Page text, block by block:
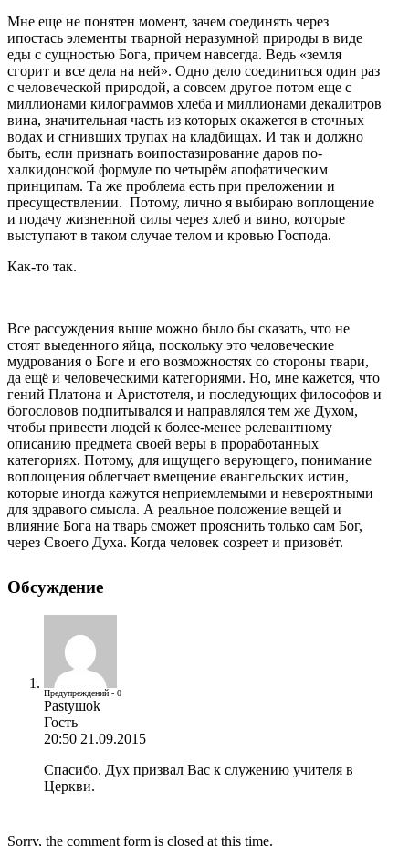
Мне еще не понятен момент, зачем соединять через
ипостась элементы тварной неразумной природы в виде
еды с сущностью Бога, причем навсегда. Ведь «земля
сгорит и все дела на ней». Одно дело соединиться один раз
с человеческой природой, а совсем другое потом еще с
миллионами килограммов хлеба и миллионами декалитров
вина, значительная часть из которых окажется в сточных
водах и сгнивших трупах на кладбищах. И так и должно
быть, если признать воипостазирование даров по-
халкидонской формуле по четырём апофатическим
принципам. Та же проблема есть при преложении и
пресуществлении. Потому, лично я выбираю воплощение
и подачу жизненной силы через хлеб и вино, которые
выступают в таком случае телом и кровью Господа.
Как-то так.
Все рассуждения выше можно было бы сказать, что не
стоят выеденного яйца, поскольку это человеческие
мудрования о Боге и его возможностях со стороны твари,
да ещё и человеческими категориями. Но, мне кажется, что
гений Платона и Аристотеля, и последующих философов и
богословов подпитывался и направлялся тем же Духом,
чтобы привести людей к более-менее релевантному
описанию предмета своей веры в проработанных
категориях. Потому, для ищущего верующего, понимание
воплощения облегчает вмещение евангельских истин,
которые иногда кажутся неприемлемыми и невероятными
для здравого смысла. А реальное положение вещей и
влияние Бога на тварь сможет прояснить только сам Бог,
через Своего Духа. Когда человек созреет и призовёт.
Обсуждение
Предупреждений - 0
Pastyшok
Гость
20:50 21.09.2015
Спасибо. Дух призвал Вас к служению учителя в
Церкви.
Sorry, the comment form is closed at this time.